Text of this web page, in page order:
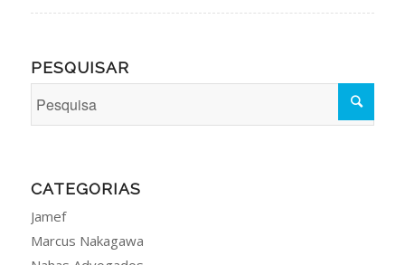
PESQUISAR
CATEGORIAS
Jamef
Marcus Nakagawa